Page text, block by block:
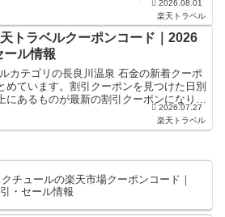
。ホテル・旅館宿泊の予約な... 2026.08.01
楽天トラベル
トラベルクーポンコード｜2026
ール情報
カテゴリの長良川温泉 石金の新着クーポ
めています。割引クーポンを見つけた日別
にあるものが最新の割引クーポンになりま
約などで使えるクーポンやセー...2026.07.27
楽天トラベル
チュールの楽天市場クーポンコード｜
・セール情報